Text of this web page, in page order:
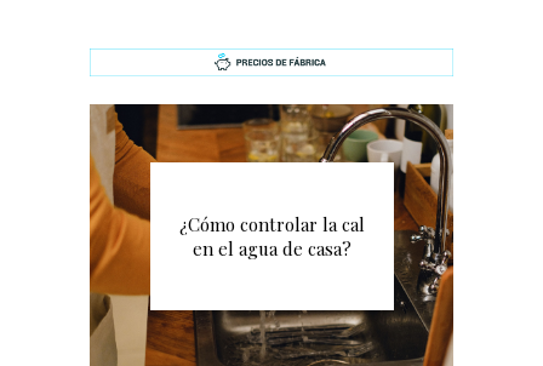
¿Cómo controlar la cal
en el agua de casa?